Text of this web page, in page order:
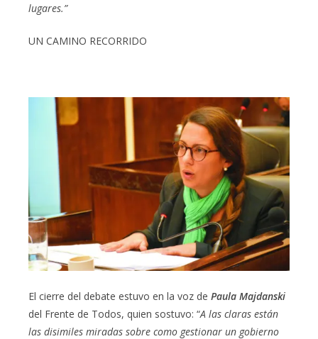
lugares.”
UN CAMINO RECORRIDO
El cierre del debate estuvo en la voz de Paula Majdanski
del Frente de Todos, quien sostuvo: “A las claras están
las disimiles miradas sobre como gestionar un gobierno